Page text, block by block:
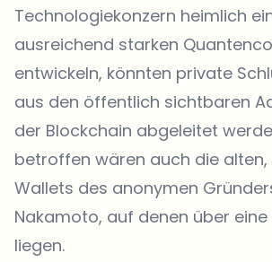
Technologiekonzern heimlich
ausreichend starken
entwickeln, könnten private
aus den öffentlich sichtbaren
der Blockchain abgeleitet
betroffen wären auch die
Wallets des anonymen
Nakamoto, auf denen über eine
liegen.